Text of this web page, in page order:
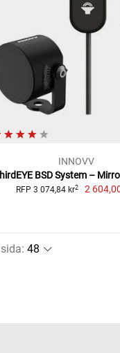
INNOVV
BSD System –
RFP 3 074,84 kr2 2
: